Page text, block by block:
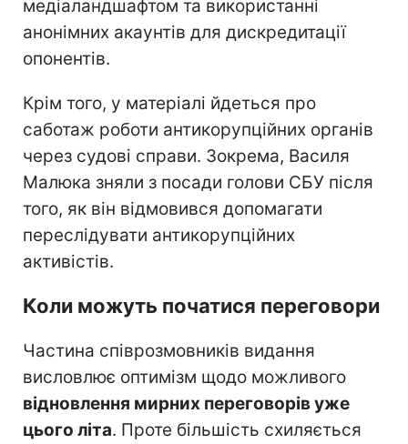
медіаландшафтом та використанні
анонімних акаунтів для дискредитації
опонентів.
Крім того, у матеріалі йдеться про
саботаж роботи антикорупційних органів
через судові справи. Зокрема, Василя
Малюка зняли з посади голови СБУ після
того, як він відмовився допомагати
переслідувати антикорупційних
активістів.
Коли можуть початися переговори
Частина співрозмовників видання
висловлює оптимізм щодо можливого
відновлення мирних переговорів уже
цього літа. Проте більшість схиляється